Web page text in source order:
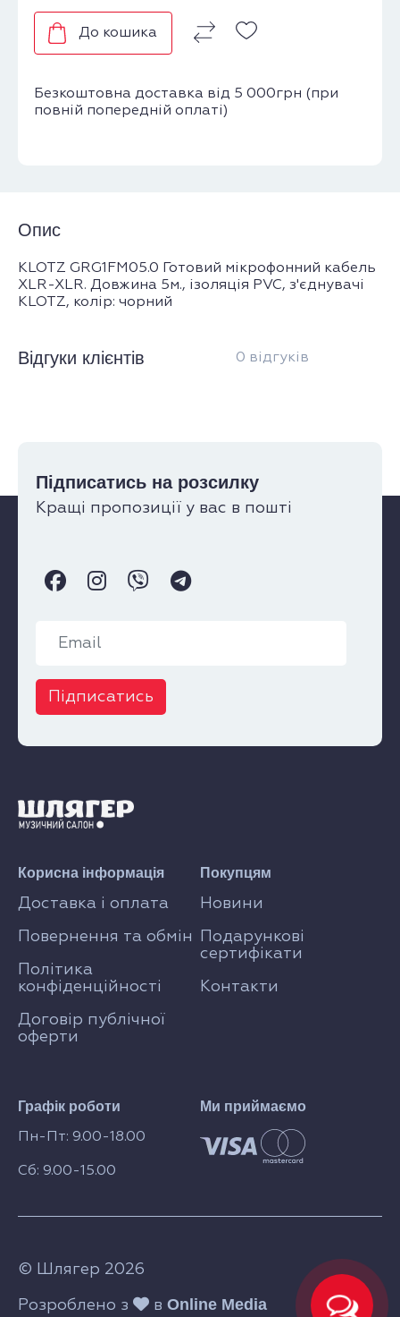
До кошика
Безкоштовна доставка від 5 000грн (при
повній попередній оплаті)
Опис
KLOTZ GRG1FM05.0 Готовий мікрофонний кабель
XLR-XLR. Довжина 5м., ізоляція PVC, з'єднувачі
KLOTZ, колір: чорний
Відгуки клієнтів 0 відгуків
Підписатись на розсилку
Кращі пропозиції у вас в пошті
Підписатись
Графік роботи
Пн-Пт: 9.00-18.00
Сб: 9.00-15.00
Покупцям
Новини
Подарункові
сертифікати
Контакти
Корисна інформація
Доставка і оплата
Повернення та обмін
Політика
конфіденційності
Договір публічної
оферти
Ми приймаємо
© Шлягер 2026
Розроблено з вOnline Media